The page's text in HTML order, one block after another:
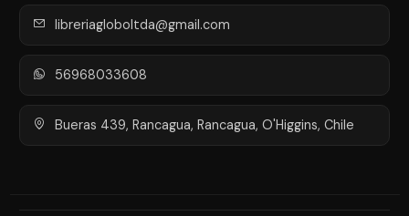
libreriagloboltda@gmail.com
56968033608
Bueras 439, Rancagua, Rancagua, O'Higgins, Chile